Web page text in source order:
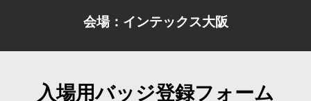
会場：インテックス大阪
入場用バッジ登録フォーム